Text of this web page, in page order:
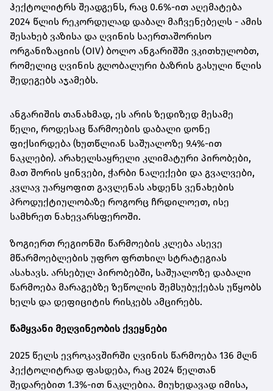
ჰექტოლიტრს შეადგენს, რაც 0.6%-ით აღემატება
2024 წლის რეკორდულად დაბალ მაჩვენებელს - ამის
შესახებ ვაზისა და ღვინის საერთაშორისო
ორგანიზაციის (OIV) ბოლო ანგარიშში ვკითხულობთ,
რომელიც ღვინის გლობალური ბაზრის გასული წლის
შედეგებს აჯამებს.
ანგარიშის თანახმად, ეს არის ზედიზედ მესამე
წელი, როდესაც წარმოების დაბალი დონე
ფიქსირდება (ხუთწლიან საშუალოზე 9.4%-ით
ნაკლები). არახელსაყრელი კლიმატური პირობები,
მათ შორის ყინვები, ჭარბი ნალექები და გვალვები,
კვლავ უარყოფით გავლენას ახდენს ვენახების
პროდუქტიულობაზე როგორც ჩრდილოეთ, ისე
სამხრეთ ნახევარსფეროში.
ზოგიერთ რეგიონში წარმოების კლება ასევე
მწარმოებლების უფრო ფრთხილ სტრატეგიას
ასახავს. არსებულ პირობებში, საშუალოზე დაბალი
წარმოება მარაგებზე ზეწოლის შემსუბუქებას უწყობს
ხელს და დეფიციტის რისკებს ამცირებს.
წამყვანი მეღვინეობის ქვეყნები
2025 წელს ევროკავშირში ღვინის წარმოება 136 მლნ
ჰექტოლიტრად ფასდება, რაც 2024 წელთან
შედარებით 1.3%-ით ნაკლებია. მიუხედავად იმისა,